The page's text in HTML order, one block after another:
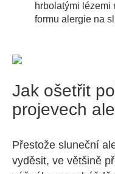
hrbolatými lézemi
formu alergie na
Jak ošetřit
projevech
Přestože sluneční
vyděsit, ve většině